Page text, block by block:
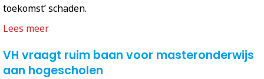
toekomst’ schaden.
Lees meer
VH vraagt ruim baan voor masteronderwijs
aan hogescholen